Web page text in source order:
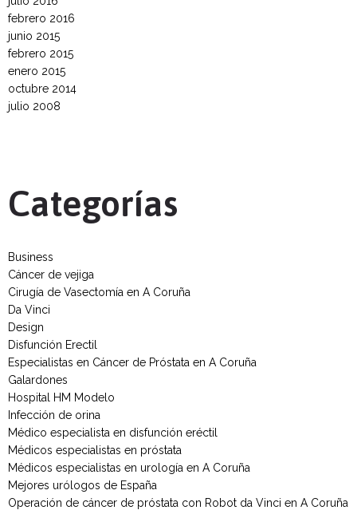
febrero 2016
junio 2015
febrero 2015
enero 2015
octubre 2014
julio 2008
Categorías
Business
Cáncer de vejiga
Cirugía de Vasectomía en A Coruña
Da Vinci
Design
Disfunción Erectil
Especialistas en Cáncer de Próstata en A Coruña
Galardones
Hospital HM Modelo
Infección de orina
Médico especialista en disfunción eréctil
Médicos especialistas en próstata
Médicos especialistas en urología en A Coruña
Mejores urólogos de España
Operación de cáncer de próstata con Robot da Vinci en A Coruña